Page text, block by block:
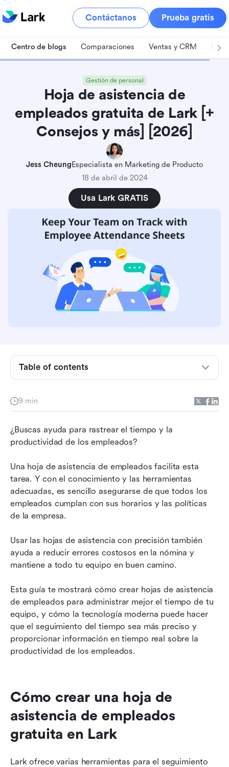
Contáctanos Prueba gratis
Centro de blogs Comparaciones Ventas y CRM
Gestión de personal
Hoja de asistencia de
empleados gratuita de Lark [+
Consejos y más] [2026]
Jess CheungEspecialista en Marketing de Producto
18 de abril de 2024
Usa Lark GRATIS
9 min
¿Buscas ayuda para rastrear el tiempo y la
productividad de los empleados?
Una hoja de asistencia de empleados facilita esta
tarea. Y con el conocimiento y las herramientas
adecuadas, es sencillo asegurarse de que todos los
empleados cumplan con sus horarios y las políticas
de la empresa.
Usar las hojas de asistencia con precisión también
ayuda a reducir errores costosos en la nómina y
mantiene a todo tu equipo en buen camino.
Esta guía te mostrará cómo crear hojas de asistencia
de empleados para administrar mejor el tiempo de tu
equipo, y cómo la tecnología moderna puede hacer
que el seguimiento del tiempo sea más preciso y
proporcionar información en tiempo real sobre la
productividad de los empleados.
Cómo crear una hoja de
asistencia de empleados
gratuita en Lark
Lark ofrece varias herramientas para el seguimiento
Table of contents
Cómo crear una hoja de asistencia de
Optimización del seguimiento de la asistencia
Las limitaciones de depender de las hojas de
asistencia de los empleados
Lleva el seguimiento de la asistencia de tus
empleados al siguiente nivel con Lark
Realiza el seguimiento de la asistencia de los
empleados sin esfuerzo con Lark